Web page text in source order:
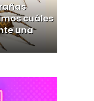
cuáles
una